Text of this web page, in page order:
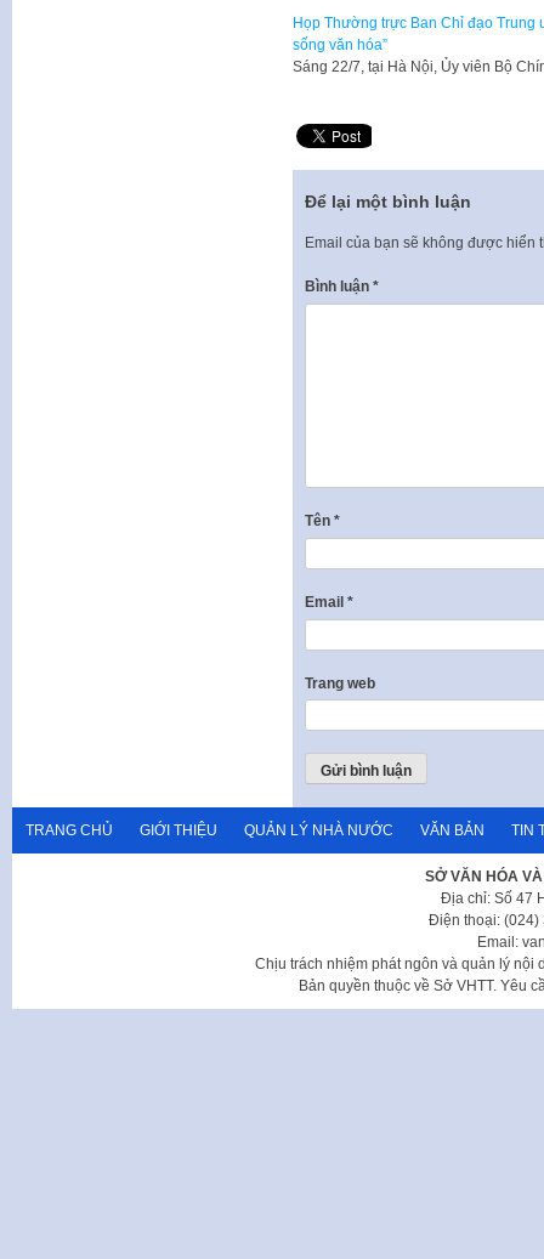
Họp Thường trực Ban Chỉ đạo Trung
sống văn hóa”
​Sáng 22/7, tại Hà Nội, Ủy viên Bộ
Để lại một bình luận
Email của bạn sẽ không được hiển
Bình luận *
Tên *
Email *
Trang web
TRANG CHỦ GIỚI THIỆU QUẢN LÝ NHÀ NƯỚC VĂN BẢN TIN
SỞ VĂN HÓA
Địa chỉ: Số 47
Điện thoại: (024)
Email:
Chịu trách nhiệm phát ngôn và quản lý nội
Bản quyền thuộc về Sở VHTT. Yêu